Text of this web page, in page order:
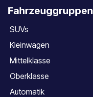
Fahrzeuggruppen
SUVs
Kleinwagen
Mittelklasse
Oberklasse
Automatik